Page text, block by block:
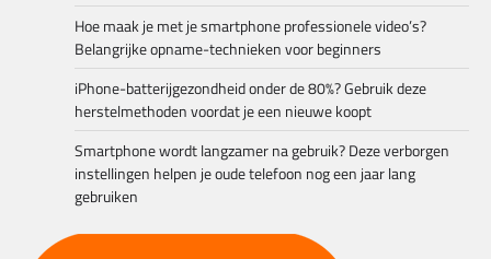
Hoe maak je met je smartphone professionele video’s?
Belangrijke opname-technieken voor beginners
iPhone-batterijgezondheid onder de 80%? Gebruik deze
herstelmethoden voordat je een nieuwe koopt
Smartphone wordt langzamer na gebruik? Deze verborgen
instellingen helpen je oude telefoon nog een jaar lang
gebruiken